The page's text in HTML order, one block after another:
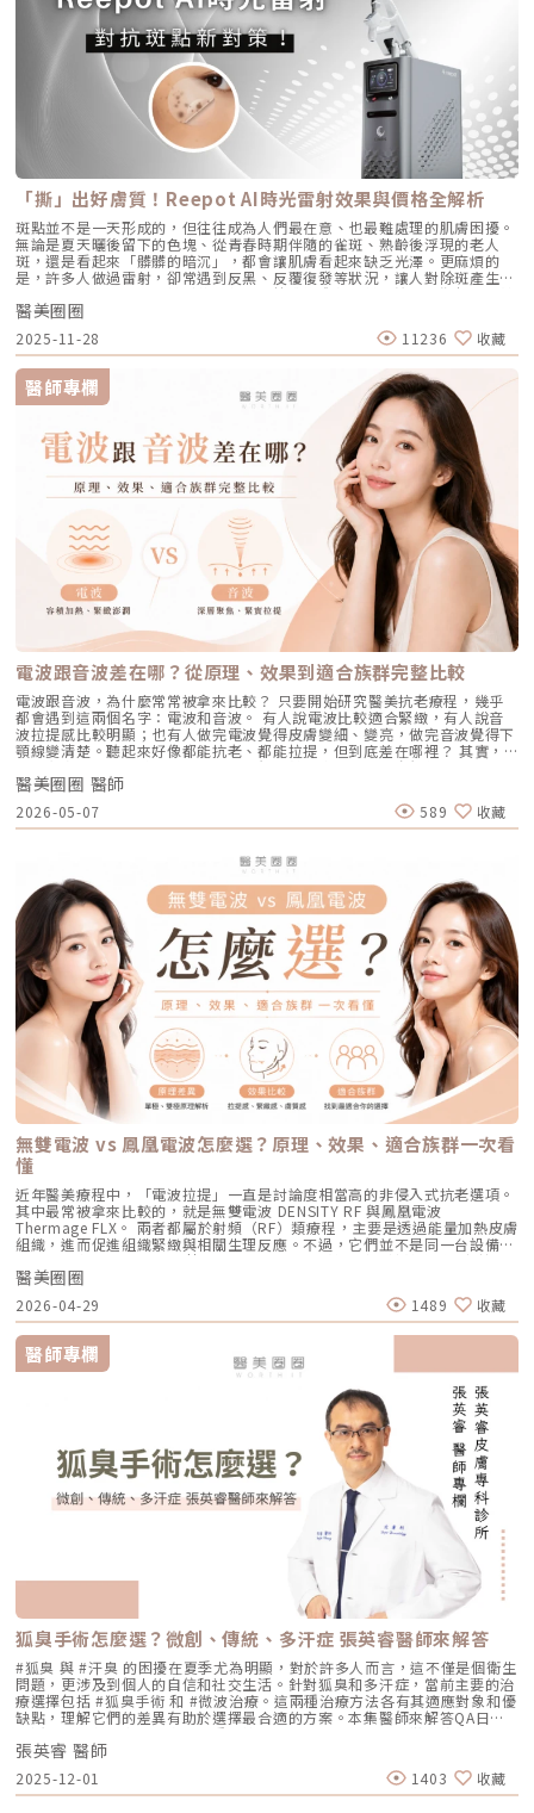
加強療程，以延續效果。Q4：頸紋、手部老化也能打嗎？ 可以。Profhilo
在頸部與手背同樣有良好表現，能改善乾紋與鬆弛，是全方位肌膚重建療
程。Q5：是否適合所有膚質？ 大多數人皆可接受，但孕婦、哺乳中女性與
對玻尿酸過敏者不建議施打。Q6：哪些人適合做Profhilo？需要幾歲才能
做？Profhilo適合有初期老化、乾燥或鬆弛困擾的人，通常建議從30歲以後
就可以評估施作。特別推薦給希望改善膚況，又不想讓五官改變或產生膨脹
感的人。Q7：施打Profhilo會很痛嗎？會不會腫？需要修復期嗎？療程過
程簡單快速，使用極細針在臉部五個特定位點注射，疼痛感輕微。少數人會
有暫時性紅腫或小腫塊，通常幾小時內可自然消退，不會影響日常活動。
Q8：Profhilo成分天然嗎？會不會引起過敏？Profhilo採用高純度、非動
物來源的玻尿酸，不含常見交聯劑成分，安全性高，過敏反應發生機率非常
低，並獲得歐盟CE安全認證。Profhilo璞菲洛是突破傳統玻尿酸觀念的療
程，不以填充為主，而是提升肌膚自癒力與膚質的「逆時針保養」新選擇。
如果你渴望不影響生活的微創保養，並希望從根本改善膚質，Profhilo 絕
對值得你列入考量。在選擇療程前，務必諮詢專業醫師，評估自身膚況與適
合方案，才能真正達到年輕又自然的理想狀態。選擇合法診所、專業醫師與
原廠產品，是安全變美的不二法門。★溫馨提醒★小編要提醒大家，醫療並
非單純的商業交易，所有的療程都伴隨著風險。因此，作為消費者應該謹慎
選擇合適的醫療方案，以確保安全與健康。
致，但「作戰策略」卻截然不同：1. AviClear 戰痘雷射（1726nm）：專
注皮脂腺的「源頭阻斷」作用原理：搭載專利 1726nm 波長，具備極高的
「油脂專一性」，能穿透皮膚精準鎖定並加熱肥大的皮脂腺，使其萎縮。核
心強項：直接從源頭切斷出油量並破壞痘痘的生長環境，主打極長效的抗痘
與控油效果，非常適合追求長期穩定膚況、不想依賴藥物的人。2. CAPRI
藍雷射（1450nm + 450nm）：控油＋殺菌的「雙效複合」作用原理：結
合 1450nm 的熱能來縮減皮脂腺（控油），同時搭配 450nm 藍光直接消
滅表皮的痤瘡桿菌（殺菌）。核心強項：雙管齊下，對於臉上正在急性發
炎、紅腫的痘痘，具有極佳的立即退紅與消炎效果，適合需要快速壓制大面
積發炎的患者。3. 傳統終極武器：口服A酸（Isotretinoin）作用原理：屬
於全身性的系統性治療。它能全面抑制皮脂腺分泌、使皮脂腺萎縮，同時促
進毛囊正常角化，並大幅減少發炎反應與痤瘡桿菌增生。核心強項：能夠一
次打擊痘痘的四大成因，對於嚴重型、結節囊腫型痘痘，或是對其他治療
（包含抗生素、外用藥膏）無效的頑固型痘痘，具有極高的治癒率與長效
性。需注意事項：伴隨較明顯的副作用，最常見包含嘴唇乾裂、皮膚乾燥脫
皮、眼睛乾澀等。此外，孕婦絕對禁用（具致畸胎性），療程期間需配合醫
師定期抽血監測肝功能與血脂，且通常需持續服用數個月至一年以上以達到
「雷射波長」與「對油脂的吸收破壞力」。簡單來說，藍雷射主打「控油加
殺菌」的雙效機制，適合用來對付輕中度的痘痘與毛孔粗大問題；而
1726nm 的戰痘雷射則是專為「阻斷皮脂腺」而生，能精準且深度地破壞
出油源頭，因此更適合用來拯救中重度發炎、滿臉油光，以及長年反覆發作
的頑固型痘痘肌。誰最適合打 AviClear 戰痘雷射？如果符合以下任一情
況，AviClear 將會是非常值得評估的投資： 口服藥物恐懼或不適應者：曾
經吃過口服 A 酸但無法忍受乾燥脫皮，或是抽血發現肝指數異常而被迫停藥
的人。 備孕中或哺乳中的女性：口服 A 酸有強烈的致畸胎性，停藥後仍需
避孕一段時間；而戰痘雷射純粹是物理性光電治療，對全身系統無影響（但
孕婦本身基於安全考量，雷射療程前仍須經醫師評估）。 滿臉油光、毛孔
粗大者：即使目前沒有嚴重的發炎痘痘，但深受「中東油田」困擾，希望從
根本減少出油量的人。 作息不正常、壓力型成人痘：針對因為熬夜、壓力
大導致賀爾蒙波動，進而反覆在下巴、兩頰爆發的成人痘，精準破壞皮脂腺
能有效阻斷復發。 深色肌膚患者：過去許多雷射（如脈衝光、某些淨膚雷
射）在深色肌膚上容易引發熱傷害或色素沉澱（反黑）。AviClear 的
1726nm 波長針對的是「油脂」而非「黑色素」，因此適用於 Fitzpatrick
膚色分類的 I 到 VI 型（包含極深色肌膚），安全性極高。AviClear 戰痘雷
射 常見 QA 總整理在決定進行療程前，大家心中難免還有一些疑問。我們
整理了討論度最高的幾個問題：Q1：打 AviClear 戰痘雷射會痛嗎？需要敷
麻藥嗎？A：疼痛度極低，多數患者甚至不需要敷麻藥！怕痛的人有福了！
AviClear 搭載了專利的「AviCool™ 藍寶石冷卻技術」，探頭在雷射擊發的
前、中、後都會持續為肌膚表面降溫。治療過程中，主要會感覺到探頭冰冰
涼涼的，伴隨輕微的溫熱感或是像被橡皮筋輕彈的感覺。相較於傳統雷射或
手工清粉刺的痛楚，整體舒適度大幅提升，輕鬆就能完成療程。Q2：我現
在正在吃口服 A 酸，可以打 AviClear 嗎？A：建議先與主治醫師討論。一
般來說，口服 A 酸會讓皮膚變得比較薄且脆弱。多數醫師會建議在停用口服
A 酸至少 1 到 3 個月後，讓皮膚屏障稍微恢復，再來進行雷射治療會比較
安全。Q3：如果我只有局部（例如下巴）長痘痘，可以只打局部嗎？A：通
常建議「全臉治療」效果最佳。皮脂腺是分佈在全臉的，雖然目前只有下巴
在發炎，但其他區域的皮脂腺可能也處於過度活躍的狀態。全臉均勻施打可
以達到整體控油、預防其他部位未來爆發的效果。當然，醫師在施打時，會
針對正在發炎的嚴重區域特別加強能量。Q4：三次療程結束後，一輩子都
幅萎縮皮脂腺，把出油量降到極低，讓長痘痘的機率降到最低。但人體是有
自我修復機制的，經過數年後，部分皮脂腺可能會慢慢恢復部分功能。此
外，極端的壓力、嚴重的賀爾蒙失調依然可能引發零星的痘痘。但整體來
說，膚況絕對會比治療前穩定非常多。許多人會選擇在 1 到 2 年後，將
AviClear 作為年度的「控油進廠保養」來施打一次。Q5：打完 AviClear 後
有修復期嗎？該怎麼保養？A：由於屬於「非侵入性」的安全療程，術後皮
膚最多只會有輕微的泛紅，通常在幾個小時到一天內就會自然消退，完全不
影響日常上班上課。術後的保養也非常簡單：只要做好「基礎保濕」與「確
實防曬」，並在術後一週內暫停使用美白、酸類或去角質等刺激性產品即
可。對於忙碌的現代人來說，是非常友善的午休醫美選擇。拿回肌膚的主導
權，抗痘不再是一場苦戰青春痘從來就不只是一個表面的皮膚問題，它更深
刻地牽動著個人的自信心與社交生活。過去，嚴重痘痘肌患者往往陷入兩
難：任憑痘痘反覆肆虐，或是無奈忍受口服藥物的強烈副作用。隨著 2026
年新一代抗痘武器AviClear 戰痘雷射（1726nm）問世，無疑為醫學美容界
與深受痘痘困擾的患者，提供了一個全新、安全且具備極長效性的無藥物解
答。它成功將抗痘戰場，從伴隨負擔的全身性藥物代謝，精準轉移至局部的
皮脂腺控制，從源頭阻斷致痘環境。如果你也厭倦了反覆擦藥、吃藥的無盡
輪迴，渴望重新擁有一張清爽、穩定、不易泛油光的健康臉龐，建議尋求專
業醫師進行完整的膚況評估。透過精準的雷射療程規劃，為自己預約一個遠
離痘疤與油光的全新未來！
孔開口。久而久之，毛孔就像被塞了軟木塞一樣，被越撐越大。3. 【老化型
毛孔】：膠原蛋白流失的初老警報真皮層中的「膠原蛋白」和「彈力蛋白」
就像是撐起毛孔的堅固地基。隨著年齡增長，或是長期不防曬導致的「光老
化」，地基流失、失去支撐力，毛孔邊緣的肌膚就會順著地心引力往下垂。
4. 【缺水型毛孔】：肌膚乾旱造成的表面危機這點常被許多人忽略！當角質
層極度缺水時，毛孔周圍的表皮細胞會像失去水分的蘋果一樣乾癟、萎縮，
無法飽滿排列。在細胞與細胞之間的縫隙變大之下，視覺上毛孔就顯得非常
明顯。5. 【疤痕型毛孔】：手癢硬擠留下的歷史遺跡嚴格來說這已經是「痘
疤」的範疇。過去長了嚴重的發炎性青春痘，或是手癢過度暴力擠壓，導致
真皮層組織嚴重受損。在傷口修復的過程中產生了纖維化拉扯，最終形成不
可逆的凹洞。6. 【蟎蟲型毛孔】：隱形的微小房客在作怪我們的臉上本來就
有共生的「蠕形蟎蟲」，但當免疫力下降、皮脂分泌失衡，或是過度清潔破
壞皮脂膜時，蟎蟲就會大量異常繁殖。牠們會啃食皮脂、進出毛囊，蟲體的
排泄物與屍體會引發毛囊發炎，進而把毛孔撐大。如何從日常居家保養穩住
毛孔不失控？雖然保養品無法讓已經擴大的毛孔完全「縮回」，但正確的居
家保養，能幫助控制毛孔不再進一步擴張，並改善整體膚質的平滑度。1. 溫
和清潔，不過度刺激：選擇胺基酸系等溫和潔顏產品，一天清潔 1～2 次即
可。避免頻繁使用磨砂或強力去角質產品，以減少對皮膚屏障的刺激。2. 適
度使用酸類，幫助代謝角質：對於油脂分泌較旺或粉刺型毛孔，可在醫師或
專業建議下使用酸類保養品： 水楊酸（BHA）：脂溶性，能深入毛孔幫助
油脂代謝，常用於黑頭與粉刺調理。 果酸（AHA，如甘醇酸、乳酸）：主要
作用於表層角質更新，改善肌膚粗糙。 杏仁酸：屬於果酸的一種但兼具親
脂特性，屬較溫和的酸類選擇。3. 抗老成分 A醇（Retinol）：A醇是目前研
究較完整的抗老成分之一，可促進表皮更新，並間接支持膠原蛋白生成，對
於老化型毛孔與膚質粗糙有一定幫助。但 A醇具有刺激性，建議採取低濃
度、循序漸進方式建立耐受。4. 防曬是關鍵保護：紫外線是造成膠原蛋白流
失與肌膚老化的重要因素之一。長期日曬會加速毛孔鬆弛，因此無論晴雨都
應確實做好防曬（塗抹防曬乳或物理性遮蔽）。醫美療程如何精準對抗毛孔
粗大？如果你期待的是肉眼可見的改善幅度，相比起日常保養，專業的醫美
療程通常會是更直接且具效率的選擇之一。隨著醫美科技的不斷進步，針對
不同成因的毛孔問題都有相對應的解方！1. 溫和深層清潔：海菲秀
（HydraFacial）原理：屬於非侵入性的保養。利用專利的負壓水渦流技
術，溫和無痛地吸出毛孔深層的黑頭、白頭粉刺與多餘皮脂，同時導入高濃
度的保濕與抗氧化精華。適合誰：出油粉刺型毛孔、怕痛不敢打雷射、想作
為重要活動前的急救保養者。效果與特色：做完當下皮膚立刻感受到「會呼
吸」的潔淨感，毛孔因為髒污被清空並喝飽水，視覺上會立刻變得細緻，且
無恢復期。2. 光電雷射：皮秒雷射（搭配特殊透鏡）原理：皮秒雷射
（Pico Laser）是目前詢問度最高的縮毛孔療程。核心在於加上了「蜂巢透
鏡」或「聚焦透鏡」。這能在不破壞表皮的情況下，將雷射光束匯聚，在真
皮層產生「空泡效應（LIOB）」。這就像是在皮膚深層進行微小的破壞，
藉此喚醒肌膚的自癒機制，大量刺激膠原蛋白與彈力纖維新生，進而把毛孔
周圍的凹陷給「撐」起來。適合誰：輕中度的老化型毛孔、輕微淺層痘疤、
想同時改善膚色不均與暗沉的人。效果與特色：熱傷害小，術後通常只會紅
腫1~3天，幾乎不影響日常生活。是目前 CP 值極高的定期保養型雷射。3.
重度凹洞救星：UP雷射原理：如果是屬於嚴重的「疤痕/凹洞型毛孔」，皮
秒雷射可能不夠力，這時候就需要汽化型雷射上場。例如 UP雷射
（UltraPulse），它能將能量精準且極深地打入真皮層甚至皮下組織，切斷
硬化的纖維化疤痕組織，進行深層的肌膚重建。適合誰：嚴重的冰鑿型痘
疤、嚴重凹洞型毛孔粗大。效果與特色：效果非常強大且顯著，但相對的
「破壞力」也強。術後會有明顯的點狀結痂、流組織液，恢復期較長（約需
波 Exion、無限電波 Potenza）原理：結合了「微針」與「電波（RF）」
雙重優勢。透過極細的微針穿透表皮，在到達真皮層特定深度時瞬間釋放電
波熱能。這不僅能刺激膠原蛋白與彈力蛋白重組（改善老化型毛孔），微針
的物理性破壞與電波熱能，還能破壞過度活躍的皮脂腺（改善出油型毛
孔）。適合誰：混合型毛孔（又油又鬆弛）、肝斑體質不適合打高能量雷射
者、想全面提升膚質緊緻度的人。效果與特色：因為熱能在皮膚深層釋放，
表皮的熱傷害極小，退紅快（通常隔天即可上妝）。對於膚質的「整體優
化」有非常亮眼的表現。5. 物理性微創重建：得美微針筆（Dermapen）原
理：透過儀器上極細微的針頭，在肌膚表層每秒創造出1,920的微小穿刺通
道。這種「微破壞」能直接啟動肌膚天然的傷口癒合機制，刺激膠原蛋白與
彈力蛋白增生。更棒的是，這些微通道能像海綿一樣，大幅提升後續保養精
華（如生長因子、高濃度玻尿酸）的吸收率，達到加乘的養膚效果。適合族
群：老化型毛孔、淺層凹洞型毛孔、膚質粗糙者，以及對部分能量型療程較
為敏感、希望降低反黑風險的族群（實際仍需由醫師評估）。效果與特色：
因為沒有雷射或電波的「熱傷害」，所以術後照顧相對簡單，反黑機率極
低。做完後通常會有 1~3 天的微泛紅，能溫和改善膚質與毛孔細緻度的新
興療程。醫美療程怎麼選？重點大評比為了讓你更清楚怎麼挑選，我們整理
了五大主力療程的比較表：療程後的關鍵：醫美術後保養黃金法則許多人投
入療程本身，卻忽略術後照護的重要性，可能影響修復效果，甚至增加色素
沉澱風險。掌握以下三大原則，有助於穩定膚況並延續療程效果：1. 加強保
濕修護雷射或電波療程後，肌膚屏障暫時較為脆弱，容易出現乾燥與水分流
失。建議選擇成分單純、無香精與酒精的保濕與修護產品（如玻尿酸、神經
醯胺），協助維持肌膚修復所需的穩定環境。2. 落實防曬措施術後肌膚對紫
外線較為敏感，建議使用足夠防曬係數（如 SPF30–50 以上），並搭配帽
子、陽傘等物理性防曬，以降低色素沉澱的風險。3. 避免刺激性保養於恢復
期間內，應暫停使用酸類（如果酸、水楊酸）、A醇、去角質及高刺激性美
白產品。實際恢復時間會依療程種類與個人膚況不同，建議依照醫師指示逐
步恢復日常保養。毛孔粗大常見問題Q&A Q1：做完醫美，毛孔就可以「完
全消失」嗎？ 這是不切實際的期望喔！毛孔是皮膚正常的生理結構，不可
能完全消失不見。醫美療程的目標是讓變大、變形毛孔「縮小、變淺」，讓
肌膚在視覺上達到平滑、細緻的效果，也就是俗稱的「水煮蛋肌」狀態。
Q2：打雷射縮毛孔，皮膚會不會越打越薄？ 正確的雷射治療不但不會讓皮
膚變薄，反而會因為刺激真皮層膠原蛋白新生，讓肌膚變得更厚實、更有彈
性！但前提是「間隔時間要充足」且「能量掌控得當」，過度頻繁的施打才
有可能破壞皮膚屏障。Q3：改善毛孔粗大，通常需要打幾次才有效？ 醫美
不是變魔術，通常需要一個「療程」的規劃。以皮秒雷射或微針電波為例，
通常會建議進行 3~5 次（每次間隔約 4~6 週）為一個完整療程。不過，多
數人在第 2 次治療後，就會感覺到上妝變得服貼、出油量減少的明顯變化
了。Q4：我是容易泛紅的敏感肌或酒糟肌，也能做醫美縮毛孔嗎？需經醫
師審慎評估。敏感肌或酒糟肌因皮膚屏障較脆弱，若在發炎尚未穩定的情況
下進行高能量雷射，可能增加泛紅加劇或刺激反應的風險。因此治療重點通
常會先放在「穩定膚況與降低發炎反應」，並依個別狀況調整可能的誘發因
素。待肌膚穩定後，再由醫師評估選擇較溫和的療程，例如微針類療程或能
量可精準控制的微針電波，以循序漸進方式改善毛孔粗大與膚質細緻度。
Q5：我平常有在擦酸類或A醇縮毛孔，做醫美前後需要停用嗎？建議暫停使
用，但實際時間需依療程種類與個人膚況調整。酸類（如果酸、水楊酸）與
A醇會促進角質代謝，可能在療程前後增加肌膚敏感度，使刺激反應（如泛
紅、乾燥）加劇，並提高色素沉澱的風險。一般常見建議為：療程前約3–7
天暫停使用，術後約1–2週再視肌膚修復狀況逐步恢復。但實際仍應依醫師
評估為準。在停用期間，建議以溫和清潔、加強保濕與修護（如玻尿酸、神
經醯胺等），並落實防曬措施，協助肌膚穩定修復。擺脫毛孔焦慮，找回平
滑自信肌對抗毛孔粗大是一場長期抗戰，它需要你改變不良的生活習慣、建
立正確的居家保養觀念，並適時借助醫美科技的強大力量來突破瓶頸。現在
的醫美技術已經能為各種膚況提供客製化的解決方案，如果不確定自己到底
是屬於哪一種毛孔類型，或者不知道該從哪一個療程下手，建議直接安排時
間到專業的醫美診所進行諮詢。透過醫師的專業評估，甚至搭配高階的肌膚
檢測儀器，才能為你規劃出最精準、最不走冤枉路的縮毛孔計畫！★溫馨提
「撕」出好膚質！Reepot AI時光雷射效果與價格全解析
斑點並不是一天形成的，但往往成為人們最在意、也最難處理的肌膚困擾。
無論是夏天曬後留下的色塊、從青春時期伴隨的雀斑、熟齡後浮現的老人
斑，還是看起來「髒髒的暗沉」，都會讓肌膚看起來缺乏光澤。更麻煩的
是，許多人做過雷射，卻常遇到反黑、反覆復發等狀況，讓人對除斑產生陰
影。 Reepot AI時光雷射（仿單名為「蕾璞釹雅各雷射系統」，衛部醫器輸
字第 037165 號）自 2025 年 7 月上市後便迅速受到關注，被視為色素治
療領域重要新進展。它重新定義了傳統除斑的思維，將以往以熱能為主的
「燒灼式破壞」，轉變為更精準、更可控的「震碎式處理」，再結合 AI 影
像分析與超冷卻保護，使治療不僅更安全、也更貼近現代人追求的舒適與高
效率。對於過去因反黑、修復期長或效果不均而猶豫的族群而言，Reepot
的出現為除斑帶來全新的可能。 這篇文章就帶你理解Reepot 到底怎麼運
作？和你聽過的皮秒、傳統雷射有什麼不同？誰適合做、誰不適合？效果、
術後照護、價格又是多少呢？希望能讓你在做選擇前，有完整且中立的參
考。為什麼斑點這麼難纏？了解色素成因，是選擇療程前最重要的一步許多
人以為斑點只是「曬太陽造成的色塊」，但實際上臉上的每一顆斑，都可能
有不同來源。色素形成的原因多元，深度位置也不相同，因此在治療上自然
不能以單一方式應對。常見的斑點來源包括：一、紫外線長期累積的影響日
曬會刺激黑色素細胞活躍，形成曬斑、雀斑或不均勻暗沉。二、基因與體質
因素有些人天生黑色素細胞較敏感，斑點更容易在年輕時就出現。三、荷爾
蒙波動包含懷孕、避孕藥、壓力、作息不穩等，都可能使色素活躍，例如熟
知的肝斑。四、發炎後色素沉澱（PIH）痘痘、皮膚受傷、過度刺激後，都
可能留下深淺不一的色沉。以上原因造成斑點呈現不同的「深度」「密度」
與「分布」，也使除斑變得不再只是把黑色素擊散這麼簡單。只要能量不
足，改善有限；能量過強，又可能刺激皮膚，造成修復期延長、色素反應，
甚至讓斑點反覆出現。也因為色素問題本身複雜，傳統除斑療程才會讓人覺
得「效果不一定穩定」。要真正提高治療的成功率，關鍵就在於是否能更精
準、穩定地處理不同深度的黑色素，同時降低熱傷害。什麼是 Reepot AI時
光雷射？從技術重新理解除斑Reepot AI時光雷射是一款以 532 nm 綠光為
基礎，並結合 AI 影像分析的智慧型色素雷射，已通過美國 FDA、韓國
KFDA 與台灣 TFDA 核可。它的設計目的，是讓除斑治療更精準、更安全，
也更符合亞洲膚質對低熱傷害的需求。透過AI智慧影像掃描技術，系統能先
辨識斑點的深度與分布，使能量設定更具科學依據。在治療作用上，
Reepot 搭載超低溫冷卻機制，能在能量擊發的同時以低溫保護皮膚，降低
紅腫與熱刺激。其能量原理以機械式震動分散黑色素為主，而非單純依賴高
熱破壞，因此對周邊組織更溫和。簡單來說，它讓除斑從過去較不穩定的模
式，提升為更可控、恢復期更短的療程設計。Reepot 三大核心技術：讓除
斑更精準、安全、穩定在眾多除斑雷射中，Reepot 之所以被視為新一代的
術，不只是把能量打在斑點上，而是以更科學、更安全的方式處理色素問
題。AutoDerm 智慧影像分析系統在正式治療前，系統會先掃描肌膚，辨識
每一處斑點的分布、深度與範圍。這讓醫師不再只依賴肉眼判斷，而是能透
過影像資訊調整能量，讓治療更客製化、也更一致。對於斑點多、深淺不一
或分布不規則的人來說，這項技術能有效提升治療的精準度。CPTL 超冷卻
保護除斑過程中最令人擔心的副作用之一，就是因熱能過高造成紅腫、脫
皮，甚至反黑。CPTL 的作用是在雷射擊發的同時迅速降溫，使肌膚保持在
低溫狀態，避免熱能向周圍擴散。皮膚被冷保護包覆後，不僅治療時更舒
適，也能減少後續的發炎反應，讓整體修復期縮短許多。VSLS色素冷剝離
技術在 532 奈米波長下，Reepot 的能量並非以高熱燒灼黑色素，而是以機
械式的震動作用使色素顆粒鬆動、分離，再交由身體自然代謝。這項機制能
同時保護真皮層的血管結構，減少對健康組織的影響，讓整個治療更溫和，
也降低出現過度刺激或色素反應的可能性。透過這三項核心技術的搭配，
Reepot 不只是單純「把斑點打掉」，而是以更安全、更穩定的方式改善色
素問題，也更符合現代人對於恢復期短、風險低的期待。Reepot 為何能將
斑點一撕即除？人工皮代謝讓改善更有感為什麼 Reepot 能做到治療後「撕
除人工皮時同步帶走斑點」？這與它的能量作用與術後設計密切相關。
Reepot 透過 532 nm 能量搭配冷剝離技術，使表層黑色素逐漸被帶向角質
層；治療後覆蓋的人工皮則提供穩定、封閉式的修復環境，讓色素在代謝期
間被更完整地固定在表皮。當人工皮在回診時由專業人員取下，老化角質連
同部分色素會一併脫落，因此能呈現出「一撕即除」的改善效果。以冷卻保
護與機械式震動相結合的方式，讓斑點代謝更有感，也讓治療成果更直觀。
誰適合做 Reepot？讓你一眼就能找到自己的定位Reepot 特別適合以下肌
膚需求： 曬斑、雀斑、老人斑、顴骨母斑 膚色暗沉不均，看起來不夠乾淨
做過除斑，但怕反黑、怕紅腫 希望治療後恢復期短、隔天能上班 膚質偏薄
或偏敏感，不敢嘗試侵略性太高的治療Reepot AI時光雷射的效果：一次能
改善什麼？以下為臨床上常見改善情況（效果因個人皮膚而異）： 斑點淡
化明顯 膚色提亮、均勻度提升 老人斑變淡、邊界變柔和 妝感變乾淨，妝更
貼更亮 肌膚質地有細緻感Reepot 術後恢復期與照護指南Reepot 最大優勢
之一就是修復期短。常見反應淡淡泛紅：1–3 天斑點結痂／色素加深：3–7
天代謝期：1–2 週術前事項1. 治療部位若有傷口、感染或過敏發炎需等肌膚
恢復後再施作。2. 有心律調節器、光敏感或慢性疾病者需由醫師評估安全
性。3. 孕婦、哺乳者與近期使用光敏藥物者不建議進行光電療程。4. 三個
月內做過深層換膚或磨皮者需與醫師確認治療時機。5. 術前請避免日曬並停
止酸類、去角質與刺激性保養品。這些都有助於減少反黑。術後照護1. 人工
皮需連續貼著約 14 天且不可自行撕除。2. 若人工皮翹起或濕潤可加貼更大
片人工皮加強固定。3. 術後兩週內避免三溫暖、蒸氣、劇烈流汗與飲酒。4.
請按時回診由專業人員移除人工皮並檢查膚況。5. 如出現紅腫、刺癢或滲出
應立即聯絡診所處理。6. 色素代謝期間避免使用磨砂、卸妝棉與去角質產
品。7. 修復期需加強保濕並確實做好防曬。Reepot 的優勢到底在哪？與傳
準 舒適度 熱感明顯，需敷麻 即時冷卻系統，可不需敷麻 反黑風險 較高 較
理多種斑點 療程次數 修復期 可能需多次，修復期較長 單次有感改善、修復
期更短 適合性 適合多數色斑但風險略高 適合希望快速、低風險改善的族群
Reepot AI時光雷射禁忌症以下情況在接受 Reepot 治療時需特別注意，需
由醫療人員審慎評估：1. 具有光敏感體質或正在使用感光藥物者若皮膚對光
線反應特別強烈，或正在使用會增加光敏性的藥物，治療後發生刺激或色素
反應的風險較高。2. 三個月內曾使用口服 A 酸A 酸會影響皮膚角質更新與
修復速度，使治療後的反應加劇，因此仿單建議需完全停藥至少三個月。3.
最近三到六個月內接受過填補注射包括玻尿酸、洢蓮絲、舒顏萃等填充劑，
為避免能量影響填充物穩定性，需由醫療人員評估治療時機。4. 三個月內接
受過磨皮或其他侵入性治療若表皮尚未完全恢復，過早進行雷射可能造成過
度刺激或延長恢復期。5. 懷孕與哺乳期間仿單中明確列為需避免的狀況，主
要基於安全性與荷爾蒙變動的不確定性雖然非侵入性，但仍建議暫緩治療。
醫美圈圈
2025-11-28 11236 收藏
醫師專欄
電波跟音波差在哪？從原理、效果到適合族群完整比較
電波跟音波，為什麼常常被拿來比較？ 只要開始研究醫美抗老療程，幾乎
都會遇到這兩個名字：電波和音波。 有人說電波比較適合緊緻，有人說音
波拉提感比較明顯；也有人做完電波覺得皮膚變細、變亮，做完音波覺得下
顎線變清楚。聽起來好像都能抗老、都能拉提，但到底差在哪裡？ 其實，
電波和音波最大的差別，不是「哪一個比較厲害」，而是它們使用的能量不
同、作用的層次不同，適合處理的老化問題也不同。 簡單來說： 電波偏向
改善皮膚的鬆、細紋、膚質與緊緻度。 音波偏向改善輪廓的垂、嘴邊肉、
下顎線與深層支撐。 例如：如果把臉比喻成一棟房子，電波比較像是在整
理牆面，讓表面變得更平整、更緊；音波則比較像是在加強地基與支撐結
拉提使用的是 RF 射頻能量。RF 是 Radiofrequency 的縮寫。原理是透過
射頻能量在皮膚組織中產生熱能，讓膠原蛋白受熱收縮，並啟動後續的膠原
蛋白新生與重組。很多人一聽到「加熱」會覺得很抽象，電波不是只打一個
點，而是讓一段皮膚組織被均勻加熱。當皮膚裡的膠原纖維遇到適當熱能，
就像鬆掉的彈力網被重新收緊，視覺上會有比較緊、平整的感覺。所以電波
常見的效果感受包括：皮膚變緊、細紋變淡、毛孔視覺變細緻、臉部鬆弛感
改善、膚質變得比較平滑。也因為電波比較強調「皮膚緊緻」和「膚質改
善」，所以如果困擾的是臉看起來鬆鬆的、眼周或嘴邊有細紋、臉頰摸起來
不夠緊實，電波通常會是可以評估的方向。但要注意，電波不是做完就立刻
變成另一張臉。效果通常會分成兩個階段：一部分人會先感覺皮膚有收緊
感，後續則會隨著膠原蛋白慢慢新生，讓緊緻度逐漸出現。音波是什麼？重
點在聚焦超音波與深層拉提音波拉提使用的是 聚焦式超音波能量，常見名
稱包含 HIFU、MFU 或 MFU-V。它的特色是可以把能量聚焦到皮膚深層，形
成一個個熱凝結點，刺激組織收縮與膠原蛋白新生。部分音波療程可透過不
同深度探頭，將能量作用到接近深層支撐結構的位置，例如常被討論的
SMAS 筋膜層。SMAS 是臉部支撐結構的一部分，傳統拉皮手術也會處理這
個層次。音波的概念，就是透過非侵入式方式，把能量送到較深層的支撐結
構，幫助輪廓往上拉。所以音波常見的效果感受包括：下顎線變清楚、嘴邊
肉改善、臉部線條變順、雙下巴或下半臉鬆垂感變少。如果你的困擾不是細
紋，而是「臉往下掉」、「輪廓線越來越模糊」、「拍照時下半臉變重」，
音波通常會比電波更貼近你的需求。不過音波也不是越深越好、越痛越有
效。不同部位需要不同探頭、不同深度與不同發數，醫師必須依照臉型、脂
肪厚度、骨架與皮膚狀況去規劃。打錯層次、能量過高或發數不合適，都可
能影響效果與安全性。電波、音波、傳統拉皮手術差異表 項目 電波拉提 音
波拉提 傳統拉皮手術 療程原理 使用RF射頻能量，透過熱能刺激膠原蛋白收
縮與新生 使用聚焦式超音波能量，將熱能聚焦到特定深度，刺激組織收縮
與膠原蛋白新生 透過外科手術方式，移除多餘皮膚，並重新拉提、固定鬆
弛組織 作用方向 偏向皮膚緊緻、細紋、膚質與鬆弛感改善 偏向深層支撐、
輪廓拉提、下顎線與嘴邊肉改善 偏向明顯鬆弛、下垂組織與多餘皮膚的結
構性改善 常見作用層次 真皮層、皮下組織，依儀器與能量設定不同 真皮
層、皮下組織、筋膜層等不同深度，依探頭與機型不同 皮膚、皮下組織、
肉、下顎線模糊、臉部下垂感 改善明顯鬆弛、下垂與多餘皮膚，拉提幅度
通常較明顯 適合對象 皮膚開始鬆、細紋變多、毛孔或膚質變粗、想讓臉看
起來更緊緻的人 輪廓開始下垂、嘴邊肉明顯、下顎線不清楚、下半臉變重
型、能量與個人耐受度，可能不需麻醉或搭配舒緩方式 通常需要局部麻
上，依手術範圍與複雜度不同 修復期 多數人修復期短，可能有暫時泛紅、
長，可能有腫脹、瘀青、傷口照護與拆線需求 效果出現時間 部分人術後先
有緊實感，完整效果通常隨膠原蛋白新生逐漸出現 部分人術後有緊繃感，
拉提效果通常會在數週至數月逐漸明顯 術後消腫後逐漸看出效果，完整自
然度需等待恢復期 維持時間 約1年至1年半以上，依個人體質、老化速度與
保養而定 約1年至1年半以上，依個人體質、發數、能量與保養而定 通常可
維持數年，但仍會隨年齡與老化速度改變 優點 非侵入式、修復期短、膚質
與緊緻感改善自然 非侵入式、修復期短、對輪廓線與深層支撐較有針對性
拉提幅度通常較明顯，適合較嚴重鬆弛者 限制 對非常明顯的下垂或多餘皮
膚，改善幅度有限 對膚質、毛孔、細紋的改善不一定比電波明顯 需開刀、
強，要問哪個適合你很多人會問：「電波跟音波哪個效果比較好？」但這個
問題其實很容易問錯方向。因為電波和音波不是同一種東西，它們就像健身
醫美圈圈 醫師
2026-05-07 589 收藏
無雙電波 vs 鳳凰電波怎麼選？原理、效果、適合族群一次看
懂
近年醫美療程中，「電波拉提」一直是討論度相當高的非侵入式抗老選項。
其中最常被拿來比較的，就是無雙電波 DENSITY RF 與鳳凰電波
Thermage FLX。 兩者都屬於射頻（RF）類療程，主要是透過能量加熱皮膚
組織，進而促進組織緊緻與相關生理反應。不過，它們並不是同一台設備，
也不只是名稱不同而已。 簡單來說： 鳳凰電波較常被用於輪廓緊緻與拉提
需求，屬於單極射頻應用的代表療程； 無雙電波則為結合單極與雙極射頻
的複合式電波療程，常被用於同時兼顧緊緻與膚質改善。 根據原廠資料，
Thermage 為非侵入式射頻療程，可應用於肌膚緊緻與平滑需求；而
DENSITY 則採用單極與雙極射頻能量，可作用於不同皮膚層次。 這也是為
什麼許多人在選擇療程時會產生疑問： 我需要的是「輪廓拉提」，還是
「膚質細緻」？ 我適合鳳凰電波，還是無雙電波？ 兩者是否可以搭配施
作？ 以下將用較好理解的方式，帶你一次釐清兩者差異。什麼是鳳凰電波
Thermage FLX？鳳凰電波的正式名稱是 Thermage FLX，為台灣索塔
SoltaTaiwan Limited旗下的射頻設備。根據台灣原廠資料，Thermage
FLX 採用單極電容耦合射頻技術。所謂「電容耦合」，簡單來說就是能量透
過皮膚表面傳導進入皮膚內部，無需破壞皮膚結構。它的特色是「單極電
波」。是能將熱能傳遞到較深層的皮膚組織，形成較廣泛的容積式加熱。一
般民眾常聽到的「電波拉提」、「緊緻輪廓」、「改善鬆弛」，多半就是從
這類療程概念延伸而來。由於屬於非侵入式，不需要手術或注射，且通常恢
復期較短；效果可能在療程後逐漸顯現，並隨著時間持續變化。鳳凰電波適
合施打族群鳳凰電波比較常被期待用在以下需求： 臉部鬆弛感 下顎線不清
楚 嘴邊肉或輪廓線變模糊 眼周細紋與鬆弛 身體局部肌膚鬆弛 常被作為年度
型保養選項之一不過要特別注意，任何非侵入式儀器療程都不是拉皮手術，
也不是填充療程。它比較適合用來改善輕度到中度鬆弛，若已經有明顯皮膚
下垂、脂肪位移或組織支撐不足，仍需要由專業醫師評估是否需搭配其他療
程。什麼是DENSITY RF無雙電波 ？無雙電波的英文名稱為 DENSITY，由
Jeisys Medical 推出。根據 DENSITY 官方資料，這套系統使用單極與雙極
高頻能量，可將能量傳遞到淺層與深層皮膚組織。它和傳統單一電波不同的
地方，在於它主打「單極 + 雙極」的複合式能量設計。單極偏向較深層作
用，雙極則偏向較表層、較集中，因此在療程定位上，無雙電波常被形容為
兼顧： 深層緊緻 淺層膚質 細紋改善 毛孔與光澤感 整體肌膚精緻度
DENSITY 採用 sequential monopolar + bipolar RF，也就是序列式單極
與雙極射頻能量，並搭配冷卻與即時阻抗校準等設計。無雙電波適合施打族
群無雙電波常被期待用在以下族群： 臉沒有嚴重鬆弛，但開始覺得輪廓不
夠緊 膚質變粗、毛孔變明顯 乾燥細紋、光澤感下降 想做電波，但怕疼痛感
太強 想要自然型、精緻型保養 希望同時處理緊緻與膚質所以如果說鳳凰電
波比較偏「輪廓拉提主力」，無雙電波就比較像「緊緻 + 膚質管理」的複合
醫美圈圈
2026-04-29 1489 收藏
醫師專欄
狐臭手術怎麼選？微創、傳統、多汗症 張英睿醫師來解答
#狐臭 與 #汗臭 的困擾在夏季尤為明顯，對於許多人而言，這不僅是個衛生
問題，更涉及到個人的自信和社交生活。針對狐臭和多汗症，當前主要的治
療選擇包括 #狐臭手術 和 #微波治療。這兩種治療方法各有其適應對象和優
缺點，理解它們的差異有助於選擇最合適的方案。本集醫師來解答QA日常
生活中該如何減少體味產生？重點摘要：00:00 開場00:05 微創旋轉刮刀狐
臭手術與傳統狐臭手術法之比較00:40 狐臭手術治療效果如何？01:55 狐臭
和多汗我都有，但我能使用狐臭手術嗎？02:33 狐臭治療建議幾歲開始做？
03:08 微波治療後汗水會跑到其他部位嗎？04:21 日常生活中該如何減少體
味產生？張英睿皮膚專科診所官網 : http://www.skinbook.com.tw/張英
張英睿 醫師
2025-12-01 1403 收藏